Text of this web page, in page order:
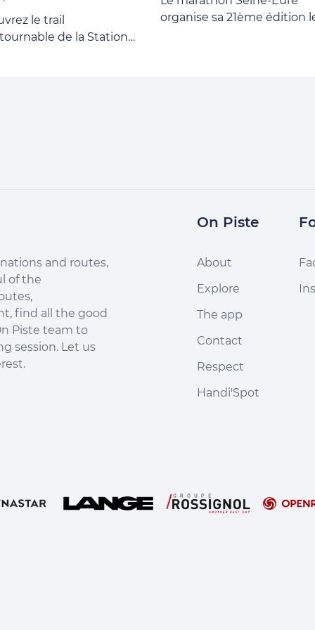
le trail
de la Station
de Gaillon, entre
sentiers escarpés et
exceptionnels sur
de la Seine.
organise sa 21ème édition
Marathon Seine-Eure 2026
préfériez courir en solitaire
en équipe avec vos
propose 3
épreuves palpitantes !
and routes,
of the
find all the good
Piste team to
session. Let us
On Piste
About
Explore
The app
Contact
Respect
Handi'Spot